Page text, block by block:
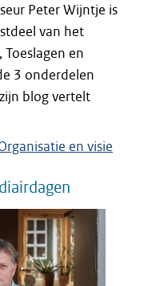
Peter Wijntje is
van het
en
3 onderdelen
blog vertelt
en visie